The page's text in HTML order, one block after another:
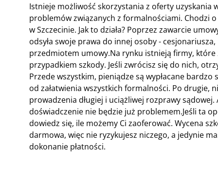
Istnieje możliwość skorzystania z oferty uzyskania
problemów związanych z formalnościami. Chodzi
w Szczecinie. Jak to działa? Poprzez zawarcie
odsyła swoje prawa do innej osoby -
przedmiotem umowy.Na rynku istnieją firmy,
przypadkiem szkody. Jeśli zwrócisz się do nich,
Przede wszystkim, pieniądze są wypłacane
od załatwienia wszystkich formalności. Po drugie,
prowadzenia długiej i uciążliwej rozprawy
doświadczenie nie będzie już problemem.Jeśli ta
dowiedz się, ile możemy Ci zaoferować. Wycena
darmowa, więc nie ryzykujesz niczego, a jedynie
dokonanie płatności.